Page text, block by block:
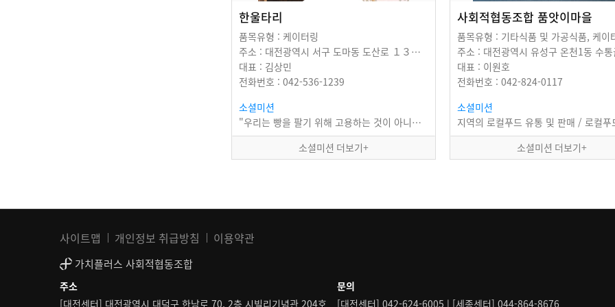
한울타리
품목유형 : 케이터링
주소 : 대전광역시 서구 도마동 도산로 １３１−１
대표 : 김상민
전화번호 : 042-536-1239
소셜미션
"우리는 빵을 팔기 위해 고용하는 것이 아니라 고용하기 위해 빵을 팝니다" 한울타리는 정신장애인들에게…
소셜미션 더보기+
사회적협동조합 품앗이마을
품목유형 : 기타식품 및 가공식품, 케이
대표 : 이원호
전화번호 : 042-824-0117
소셜미션
소셜미션 더보기+
사이트맵 개인정보 취급방침 이용약관
가치플러스 사회적협동조합
주소
[대전센터] 대전광역시 대덕구 한남로 70, 2층 시빌리기념관 204호
문의
[대전센터] 042-624-6005 | [세종센터] 044-864-8676